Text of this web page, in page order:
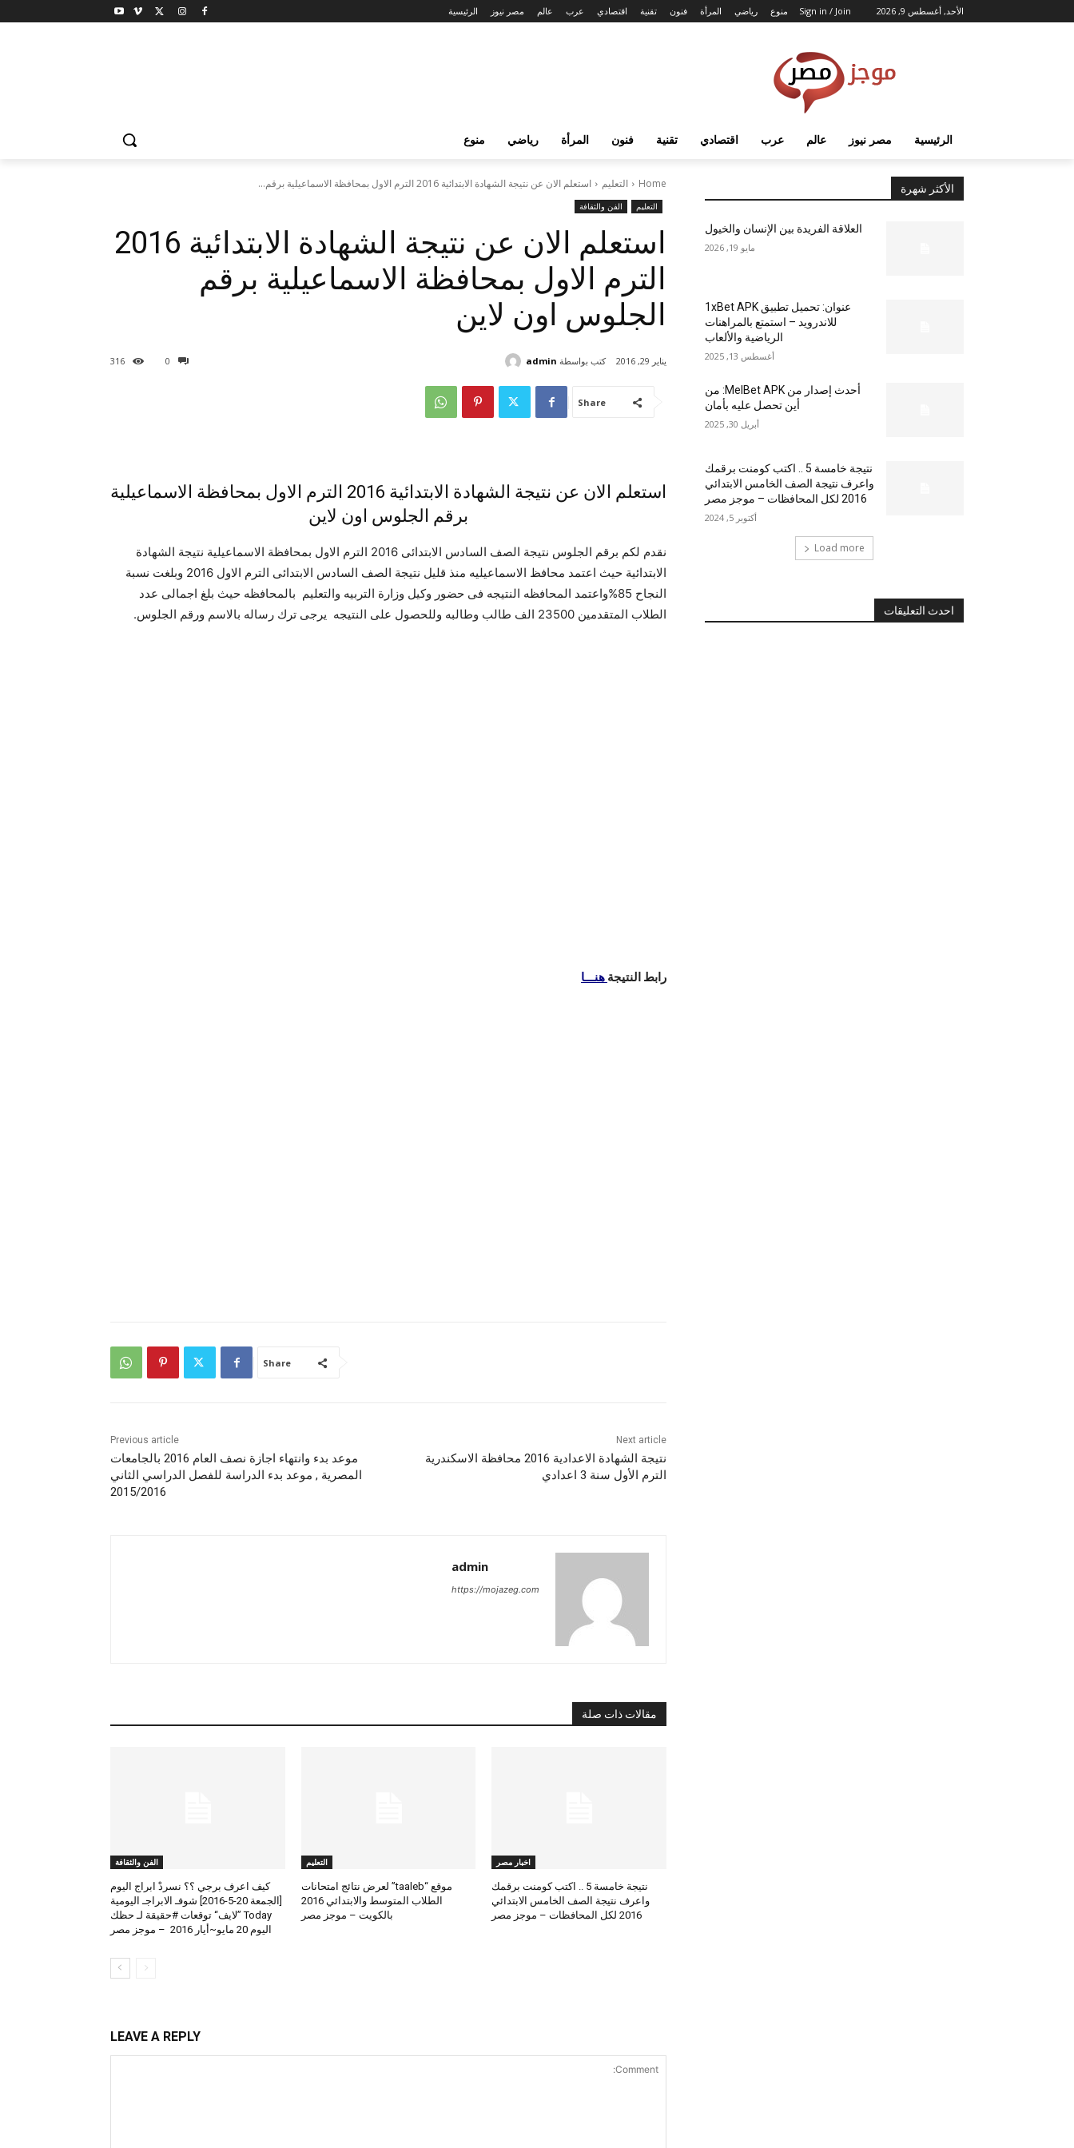
الأحد, أغسطس 9, 2026 Sign in / Join الرئيسية مصر نيوز عالم عرب اقتصادي تقنية فنون المرأة رياضي منوع
الرئيسية مصر نيوز عالم عرب اقتصادي تقنية فنون المرأة رياضي منوع
Home التعليم استعلم الان عن نتيجة الشهادة الابتدائية 2016 الترم الاول بمحافظة الاسماعيلية برقم...
التعليم الفن والثقافة
استعلم الان عن نتيجة الشهادة الابتدائية 2016
الترم الاول بمحافظة الاسماعيلية برقم
الجلوس اون لاين
0
316 يناير 29, 2016 كتب بواسطة admin
Share
استعلم الان عن نتيجة الشهادة الابتدائية 2016 الترم الاول بمحافظة الاسماعيلية
برقم الجلوس اون لاين
نقدم لكم برقم الجلوس نتيجة الصف السادس الابتدائى 2016 الترم الاول بمحافظة الاسماعيلية نتيجة الشهادة
الابتدائية حيث اعتمد محافظ الاسماعيليه منذ قليل نتيجة الصف السادس الابتدائى الترم الاول 2016 وبلغت نسبة
النجاح 85%واعتمد المحافظه النتيجه فى حضور وكيل وزارة التربيه والتعليم بالمحافظه حيث بلغ اجمالى عدد
الطلاب المتقدمين 23500 الف طالب وطالبه وللحصول على النتيجه يرجى ترك رساله بالاسم ورقم الجلوس.
رابط النتيجة هنـــا
Share
Previous article
موعد بدء وانتهاء اجازة نصف العام 2016 بالجامعات
المصرية , موعد بدء الدراسة للفصل الدراسي الثاني
2015/2016
Next article
نتيجة الشهادة الاعدادية 2016 محافظة الاسكندرية
الترم الأول سنة 3 اعدادي
admin
https://mojazeg.com
مقالات ذات صلة
اخبار مصر
نتيجة خامسة 5 .. اكتب كومنت برقمك
واعرف نتيجة الصف الخامس الابتدائي
2016 لكل المحافظات – موجز مصر
التعليم
موقع “taaleb” لعرض نتائج امتحانات
الطلاب المتوسط والابتدائي 2016
بالكويت – موجز مصر
الفن والثقافة
كيف اعرف برجي ؟؟ نسردْ ابراج اليوم
[الجمعة 20-5-2016] شوفـ الابراجـ اليومية
Today ”لايف“ توقعات #حقيقة لـ حظك
اليوم 20 مايو~أيار 2016 – موجز مصر
LEAVE A REPLY
الأكثر شهرة
العلاقة الفريدة بين الإنسان والخيول
مايو 19, 2026
عنوان: تحميل تطبيق 1xBet APK
للاندرويد – استمتع بالمراهنات
الرياضية والألعاب
أغسطس 13, 2025
أحدث إصدار من MelBet APK: من
أين تحصل عليه بأمان
أبريل 30, 2025
نتيجة خامسة 5 .. اكتب كومنت برقمك
واعرف نتيجة الصف الخامس الابتدائي
2016 لكل المحافظات – موجز مصر
أكتوبر 5, 2024
Load more
احدث التعليقات